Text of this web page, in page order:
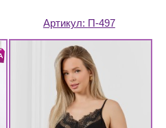
Артикул: П-497